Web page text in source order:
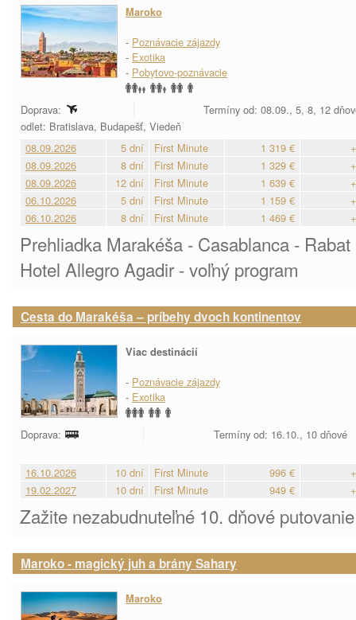
Maroko
- Poznávacie zájazdy
- Exotika
- Pobytovo-poznávacie
Doprava:
Termíny od: 08.09., 5, 8, 12
odlet: Bratislava, Budapešť, Viedeň
08.09.2026
5 dní First Minute 1 319 €
08.09.2026
8 dní First Minute 1 329 €
08.09.2026
12 dní First Minute 1 639 €
06.10.2026
5 dní First Minute 1 159 €
06.10.2026
8 dní First Minute 1 469 €
Prehliadka Marakéša - Casablanca -
Hotel Allegro Agadir - voľný program
Cesta do Marakéša – príbehy dvoch kontinentov
Viac destinácií
- Poznávacie zájazdy
- Exotika
Doprava: Termíny od: 16.10., 10 dňové
16.10.2026 10 dní First Minute 996 €
19.02.2027
10 dní First Minute 949 €
Zažite nezabudnuteľné 10. dňové
Maroko - magický juh a brány Sahary
Maroko